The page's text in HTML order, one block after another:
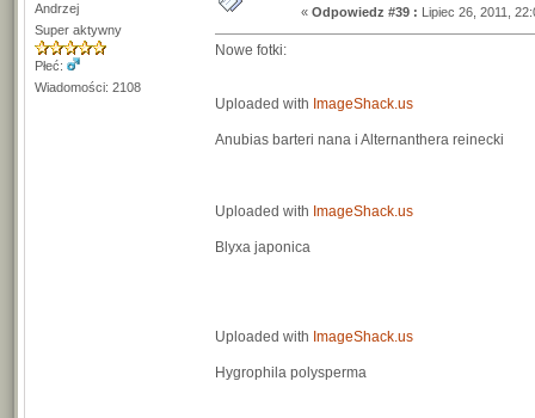
Andrzej
Super aktywny
Płeć:
Wiadomości: 2108
« Odpowiedz #39 : Lipiec 26, 2011,
Nowe fotki:
Uploaded with ImageShack.us
Anubias barteri nana i Alternanthera reinecki
Uploaded with ImageShack.us
Blyxa japonica
Uploaded with ImageShack.us
Hygrophila polysperma